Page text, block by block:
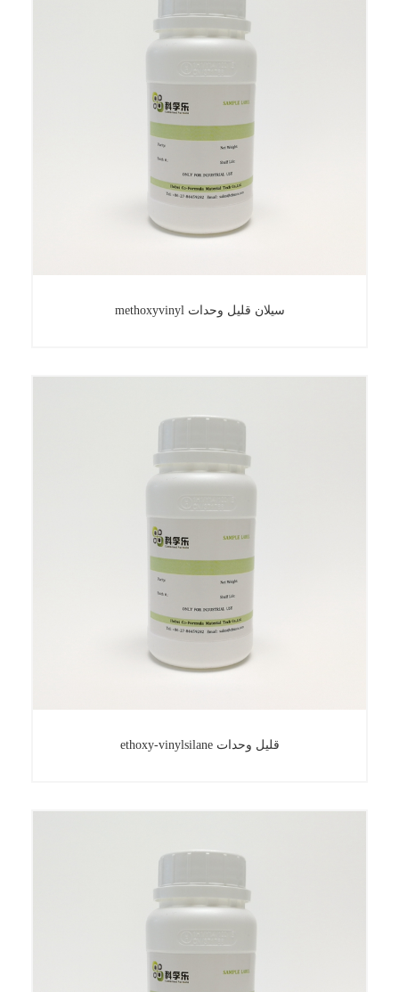
methoxyvinyl سيلان قليل وحدات
ethoxy-vinylsilane قليل وحدات